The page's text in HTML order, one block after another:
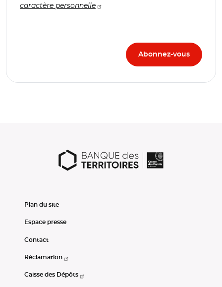
caractère personnelle
Plan du site
Espace presse
Contact
Réclamation
Caisse des Dépôts